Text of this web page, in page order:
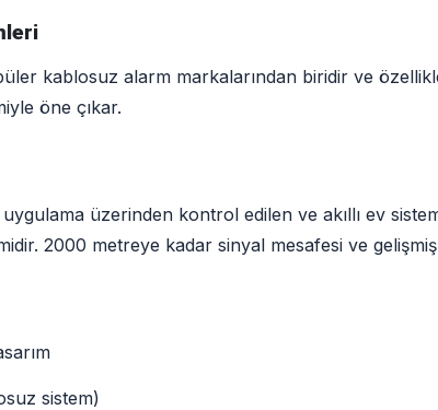
kablosuz alarm markalarından biridir ve
öne çıkar.
üzerinden kontrol edilen ve akıllı ev
2000 metreye kadar sinyal mesafesi ve
sistem)